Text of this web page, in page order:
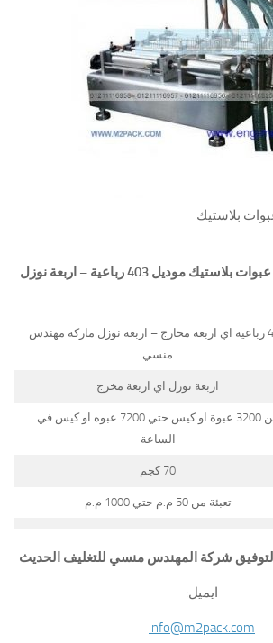
بلاستيك
عبوات بلاستيك
موديل 403 رباعية – اربعة نوزل
403 رباعية اي اربعة مخارج – اربعة نوزل ماركة مهندس
منسي
اربعة نوزل اي اربعة مخرج
من 3200 عبوة او كيس حتي 7200 عبوه او كيس في
الساعة
70 كجم
تعبئة من 50 م.م حتي 1000 م.م
بالتوفيق شركة المهندس منسي للتغليف الحديث
ايميل:
info@m2pack.com